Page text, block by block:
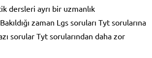
dersleri ayrı bir uzmanlık
zaman Lgs soruları Tyt sorularına
sorular Tyt sorularından daha zor